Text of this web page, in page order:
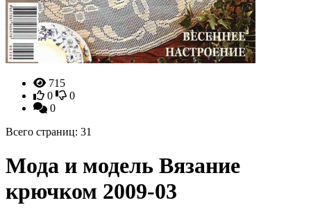
715
0
0
0
Всего страниц: 31
Мода и модель Вязание
крючком 2009-03